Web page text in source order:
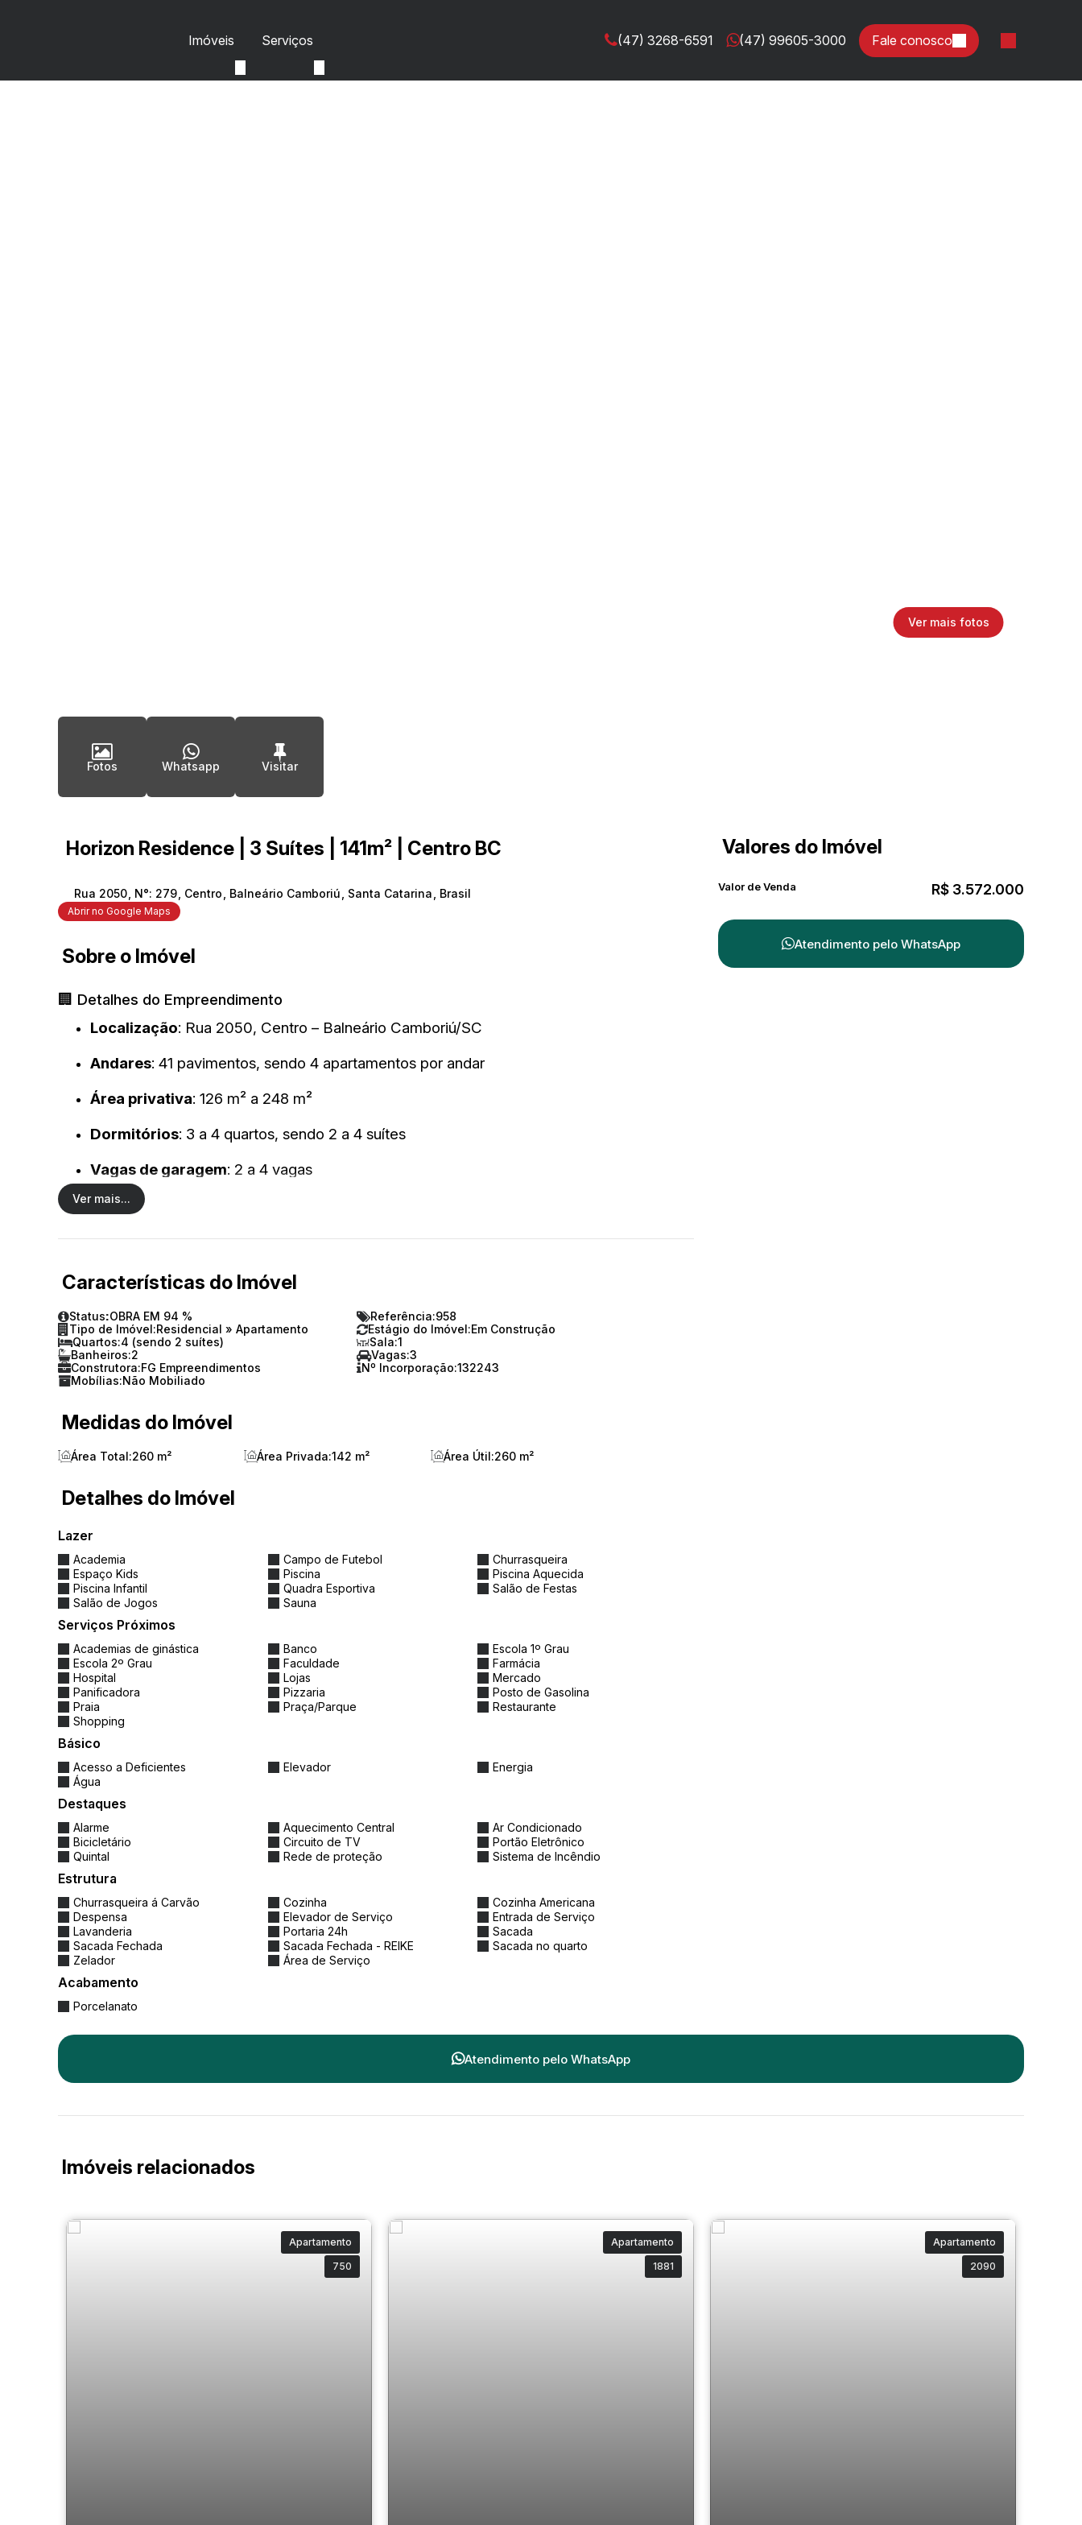
Imóveis Serviços Fale conosco
(47) 3268-6591 (47) 99605-3000
Fotos Whatsapp
Horizon Residence | 3 Suítes | 141m² | Centro BC
Rua 2050 N°: 279 Centro Balneário Camboriú Santa Catarina Brasil
Abrir no Google Maps
Sobre o Imóvel
🏢 Detalhes do Empreendimento
Localização: Rua 2050, Centro – Balneário Camboriú/SC
Andares: 41 pavimentos, sendo 4 apartamentos por andar
Área privativa: 126 m² a 248 m²
Dormitórios: 3 a 4 quartos, sendo 2 a 4 suítes
Vagas de garagem: 2 a 4 vagas
Diferenciais
brinquedoteca, playground, quadra poliesportiva, sala de jogos, espaço beauty, sala de
massagem, hidromassagem
Ver mais...
Características do Imóvel
Status:OBRA EM 94 % Referência:958
Tipo de Imóvel:Residencial » Apartamento Estágio do Imóvel:Em Construção
Quartos:4 (sendo 2 suítes) Sala:1
Banheiros:2 Vagas:3
Construtora:FG Empreendimentos Nº Incorporação:132243
Mobílias:Não Mobiliado
Medidas do Imóvel
Área Total:260 m² Área Privada:142 m² Área Útil:260 m²
Detalhes do Imóvel
Lazer
Academia Campo de Futebol
Churrasqueira
Espaço Kids
Piscina
Piscina Aquecida
Piscina Infantil
Quadra Esportiva
Salão de Festas
Salão de Jogos
Sauna
Serviços Próximos
Academias de ginástica Banco
Escola 1º Grau
Escola 2º Grau
Faculdade
Farmácia
Hospital
Lojas
Mercado
Panificadora
Pizzaria
Posto de Gasolina
Praia
Praça/Parque
Restaurante
Shopping
Básico
Acesso a Deficientes Elevador
Energia
Água
Destaques
Alarme Aquecimento Central
Ar Condicionado
Bicicletário
Circuito de TV
Portão Eletrônico
Quintal
Rede de proteção Sistema de Incêndio
Estrutura
Churrasqueira á Carvão Cozinha
Cozinha Americana
Despensa
Elevador de Serviço
Entrada de Serviço
Lavanderia
Portaria 24h
Sacada
Sacada Fechada
Sacada Fechada - REIKE
Sacada no quarto
Zelador
Área de Serviço
Acabamento
Porcelanato
Valores do Imóvel
R$ 3.572.000
Valor de Venda
Atendimento pelo WhatsApp
Atendimento pelo WhatsApp
Imóveis relacionados
Apartamento
750
Apartamento
1881
Apartamento
2090